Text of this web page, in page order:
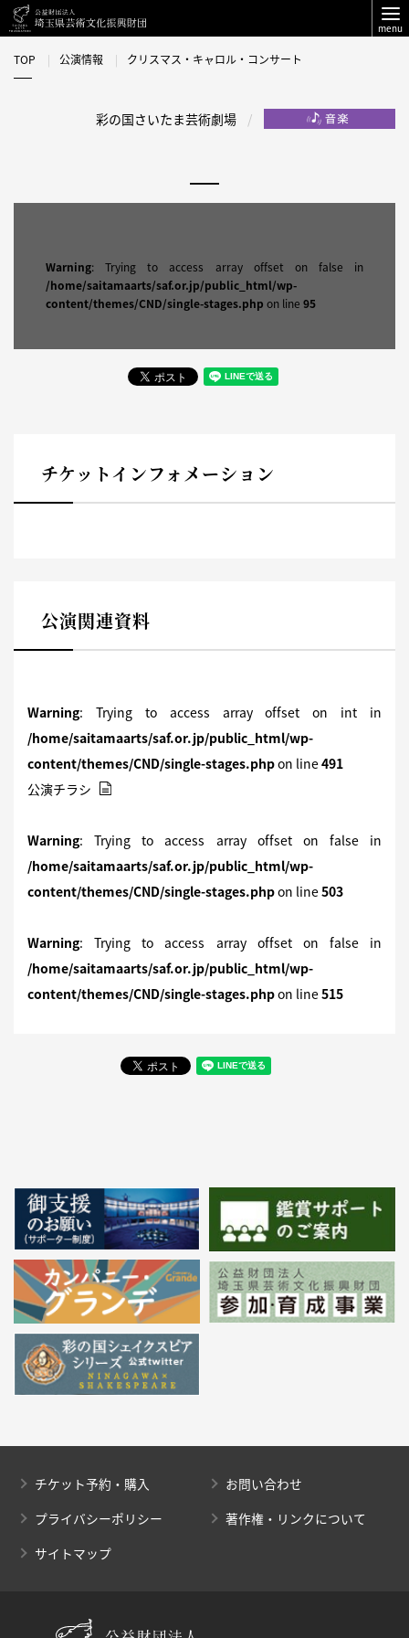
menu
TOP 公演情報 クリスマス・キャロル・コンサート
彩の国さいたま芸術劇場
Warning: Trying to access array offset on false in
/home/saitamaarts/saf.or.jp/public_html/wp-
content/themes/CND/single-stages.php on line 95
チケットインフォメーション
公演関連資料
Warning: Trying to access array offset on int in
/home/saitamaarts/saf.or.jp/public_html/wp-
content/themes/CND/single-stages.phpon line491
公演チラシ
Warning: Trying to access array offset on false in
/home/saitamaarts/saf.or.jp/public_html/wp-
content/themes/CND/single-stages.phpon line503
Warning: Trying to access array offset on false in
/home/saitamaarts/saf.or.jp/public_html/wp-
content/themes/CND/single-stages.phpon line515
チケット予約・購入
お問い合わせ
プライバシーポリシー
著作権・リンクについて
サイトマップ